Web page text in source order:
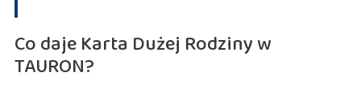
Co daje Karta Dużej Rodziny w
TAURON?